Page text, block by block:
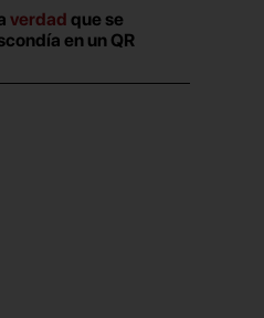
verdad que se
en un QR